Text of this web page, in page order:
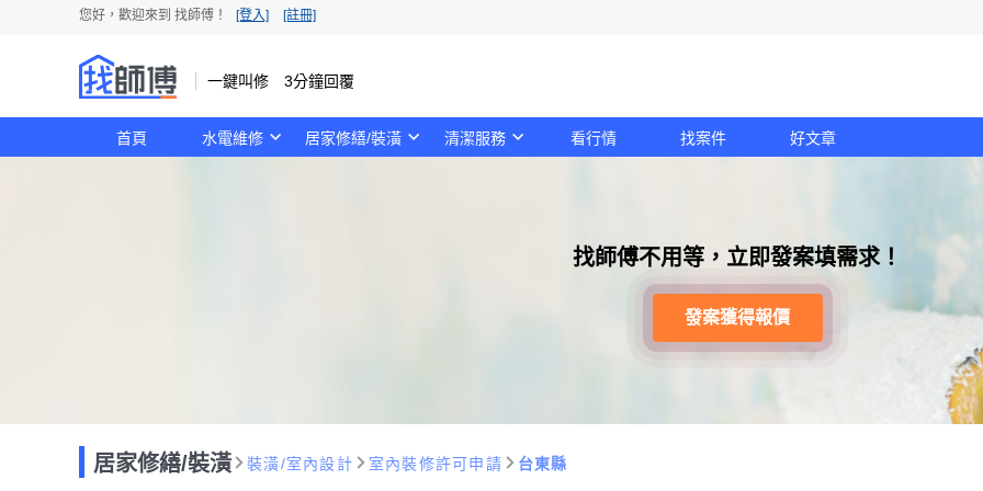
您好，歡迎來到 找師傅！ [登入] [註冊]
一鍵叫修 3分鐘回覆
首頁 水電維修 居家修繕/裝潢 清潔服務 看行情 找案件 好文章
找師傅不用等，立即發案填需求！
發案獲得報價
居家修繕/裝潢 裝潢/室內設計 室內裝修許可申請 台東縣